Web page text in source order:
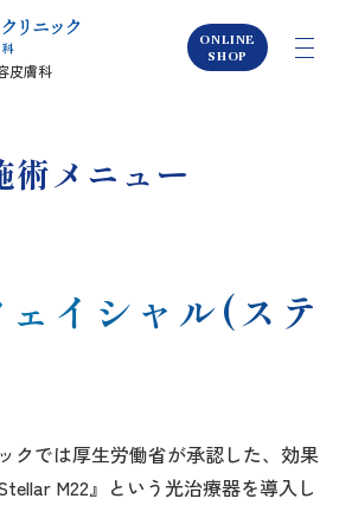
皮膚科
ONLINE
SHOP
術メニュー
ェイシャル(ステ
クでは厚生労働省が承認した、効果
M22』という光治療器を導入し